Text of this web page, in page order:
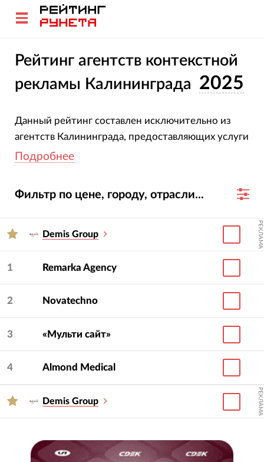
Рейтинг агентств контекстной
рекламы Калининграда 2025
Данный рейтинг составлен исключительно из
агентств Калининграда, предоставляющих услуги
по проведению контекстных кампаний. Все
AdWords, однако определяющее значение при
персональных сертификатов их сотрудников.
и получите данные сразу обо всех значимых
С помощью блока «Фильтр по бюджету»,
расположенного справа, вы можете составлять
списки агентств, подходящих вам по бюджету, а
потом, не тратя лишнего времени, организовать
Подробнее
Фильтр по цене, городу, отрасли...
Demis Group РЕКЛАМА
1 Remarka Agency
2 Novatechno
3 «Мульти сайт»
4 Almond Medical
Demis Group РЕКЛАМА